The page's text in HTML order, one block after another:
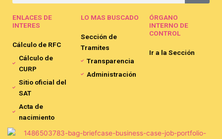
ENLACES DE
INTERES
Cálculo de RFC
Cálculo de
CURP
Sitio oficial del
SAT
Acta de
nacimiento
LO MAS BUSCADO
Sección de
Tramites
Transparencia
Administración
ÓRGANO
INTERNO DE
CONTROL
Ir a la Sección